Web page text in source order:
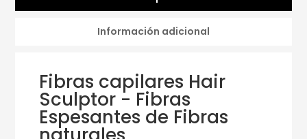
Información adicional
Fibras capilares Hair
Sculptor - Fibras
Espesantes de Fibras